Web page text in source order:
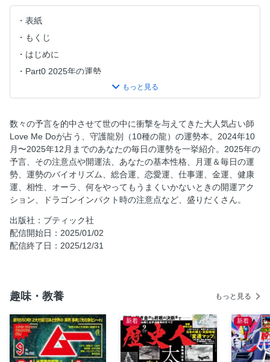
表紙
もくじ
はじめに
Part0 2025年の運勢
Part3 月運＆毎日の運勢
Part4 2025年の相性と付き合い方
Part5 宿命数別2025年の運勢
奥付
宿命数の出し方
数々の予言を的中させて世の中に衝撃を与えてきた大人気占い師
Love Me Doが占う、守護龍別（10種の龍）の運勢本。2024年10
月〜2025年12月までのあなたの毎日の運勢を一挙紹介。2025年の
予言、その注意点や開運法、あなたの基本性格、月運＆毎日の運
勢、運勢のバイオリズム、総合運、恋愛運、仕事運、金運、健康
運、相性、オーラ、何をやってもうまくいかないときの開運アク
ション、ドラゴンインパクト時の注意点など、盛りだくさん。
出版社：ブティック社
配信開始日：2025/01/02
配信終了日：2025/12/31
趣味・教養 もっと見る
新着 新着